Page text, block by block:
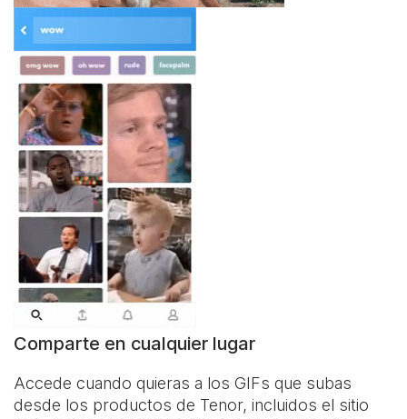
Comparte en cualquier lugar
Accede cuando quieras a los GIFs que subas
desde los productos de Tenor, incluidos el sitio